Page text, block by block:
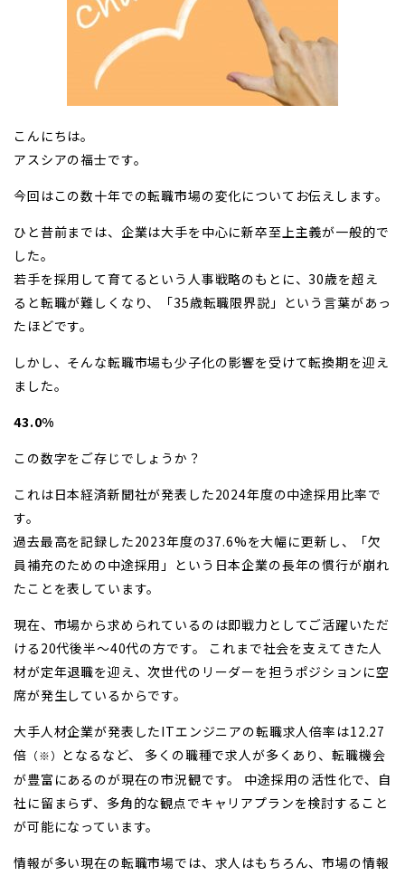
こんにちは。
アスシアの福士です。
今回はこの数十年での転職市場の変化についてお伝えします。
ひと昔前までは、企業は大手を中心に新卒至上主義が一般的で
した。
若手を採用して育てるという人事戦略のもとに、30歳を超え
ると転職が難しくなり、「35歳転職限界説」という言葉があっ
たほどです。
しかし、そんな転職市場も少子化の影響を受けて転換期を迎え
ました。
43.0%
この数字をご存じでしょうか？
これは日本経済新聞社が発表した2024年度の中途採用比率で
す。
過去最高を記録した2023年度の37.6%を大幅に更新し、「欠
員補充のための中途採用」という日本企業の長年の慣行が崩れ
たことを表しています。
現在、市場から求められているのは即戦力としてご活躍いただ
ける20代後半～40代の方です。 これまで社会を支えてきた人
材が定年退職を迎え、次世代のリーダーを担うポジションに空
席が発生しているからです。
大手人材企業が発表したITエンジニアの転職求人倍率は12.27
倍 （※） となるなど、 多くの職種で求人が多くあり、転職機会
が豊富にあるのが現在の市況観です。 中途採用の活性化で、自
社に留まらず、多角的な観点でキャリアプランを検討すること
が可能になっています。
情報が多い現在の転職市場では、求人はもちろん、市場の情報